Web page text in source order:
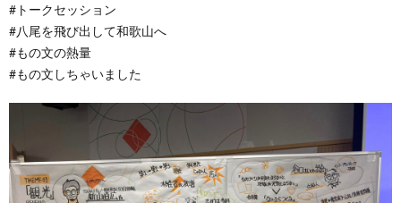
#トークセッション
#八尾を飛び出して和歌山へ
#もの文の熱量
#もの文しちゃいました